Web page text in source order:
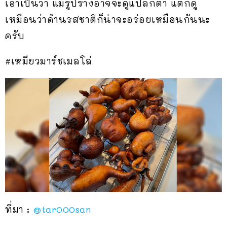
เอาเป็นว่า แม้รูปร่างอาจจะดูแปลกตา แต่ก็ดู
เหมือนว่าด้านรสชาติก็น่าจะอร่อยเหมือนกันนะ
ครับ
#เหมียวมาร์ชเมลโล่
ที่มา : @tar000san